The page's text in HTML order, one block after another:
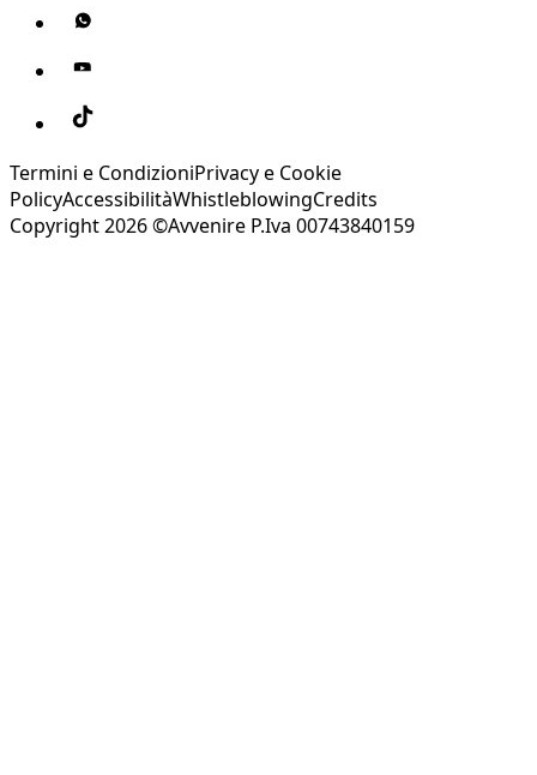
Termini e CondizioniPrivacy e Cookie
PolicyAccessibilitàWhistleblowingCredits
Copyright 2026 ©Avvenire P.Iva 00743840159